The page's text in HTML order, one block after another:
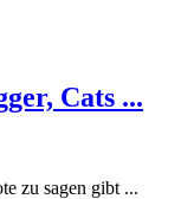
Cats ...
zu sagen gibt ...